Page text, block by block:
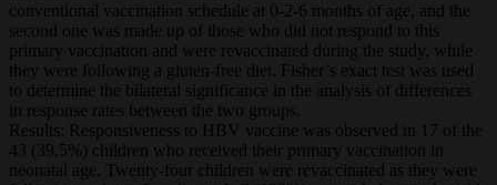
conventional vaccination schedule at 0-2-6 months of age, and the
second one was made up of those who did not respond to this
primary vaccination and were revaccinated during the study, while
they were following a gluten-free diet. Fisher’s exact test was used
to determine the bilateral significance in the analysis of differences
in response rates between the two groups.
Results: Responsiveness to HBV vaccine was observed in 17 of the
43 (39.5%) children who received their primary vaccination in
neonatal age. Twenty-four children were revaccinated as they were